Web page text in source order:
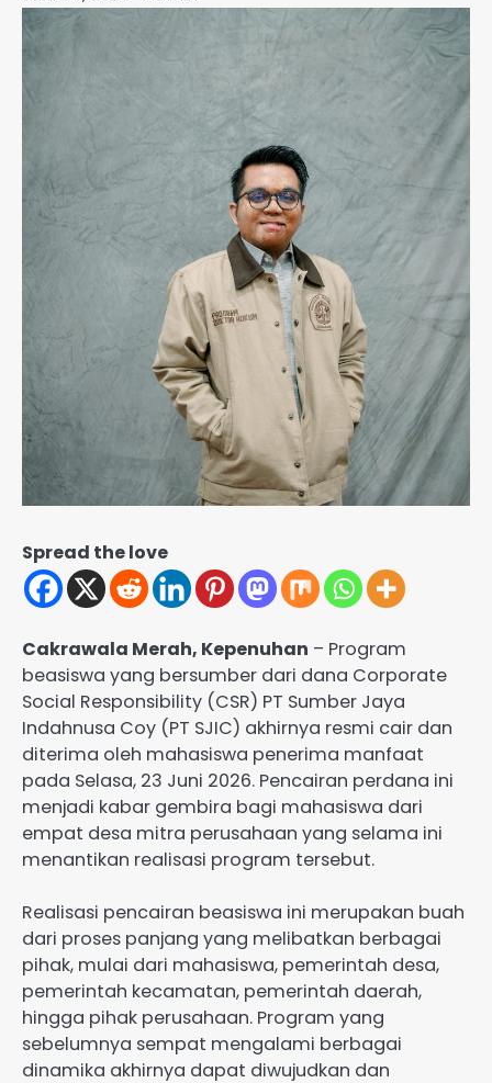
Spread the love
Cakrawala Merah, Kepenuhan – Program
beasiswa yang bersumber dari dana Corporate
Social Responsibility (CSR) PT Sumber Jaya
Indahnusa Coy (PT SJIC) akhirnya resmi cair dan
diterima oleh mahasiswa penerima manfaat
pada Selasa, 23 Juni 2026. Pencairan perdana ini
menjadi kabar gembira bagi mahasiswa dari
empat desa mitra perusahaan yang selama ini
menantikan realisasi program tersebut.
Realisasi pencairan beasiswa ini merupakan buah
dari proses panjang yang melibatkan berbagai
pihak, mulai dari mahasiswa, pemerintah desa,
pemerintah kecamatan, pemerintah daerah,
hingga pihak perusahaan. Program yang
sebelumnya sempat mengalami berbagai
dinamika akhirnya dapat diwujudkan dan